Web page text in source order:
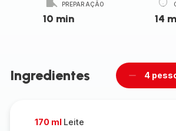
PREPARAÇÃO
10 min 14
Ingredientes
Remover
4
170 ml Leite